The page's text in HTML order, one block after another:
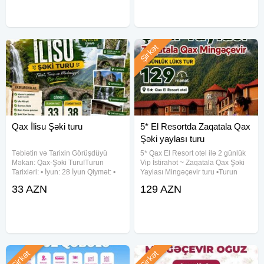
Qax İlisu Şəki turu
Təbiətin və Tarixin Görüşdüyü
Məkan: Qax-Şəki Turu! ​ Turun
Tarixləri: • ​İyun: 28 İyun Qiymət: • ​
Paket: 38 AZN ​ Qiymətə Daxildir: • ​
33 AZN
5* El Resortda Zaqatala Qax
Şəki yaylası turu
5* Qax El Resort otel ilə 2 günlük
Vip İstirahət ~ Zaqatala Qax Şəki
Yaylası Mingəçevir turu •Turun
19-20, 22-23, 26-27, 29-30 Avqust
Şirkət
129 AZN
Şirkət Şirkət